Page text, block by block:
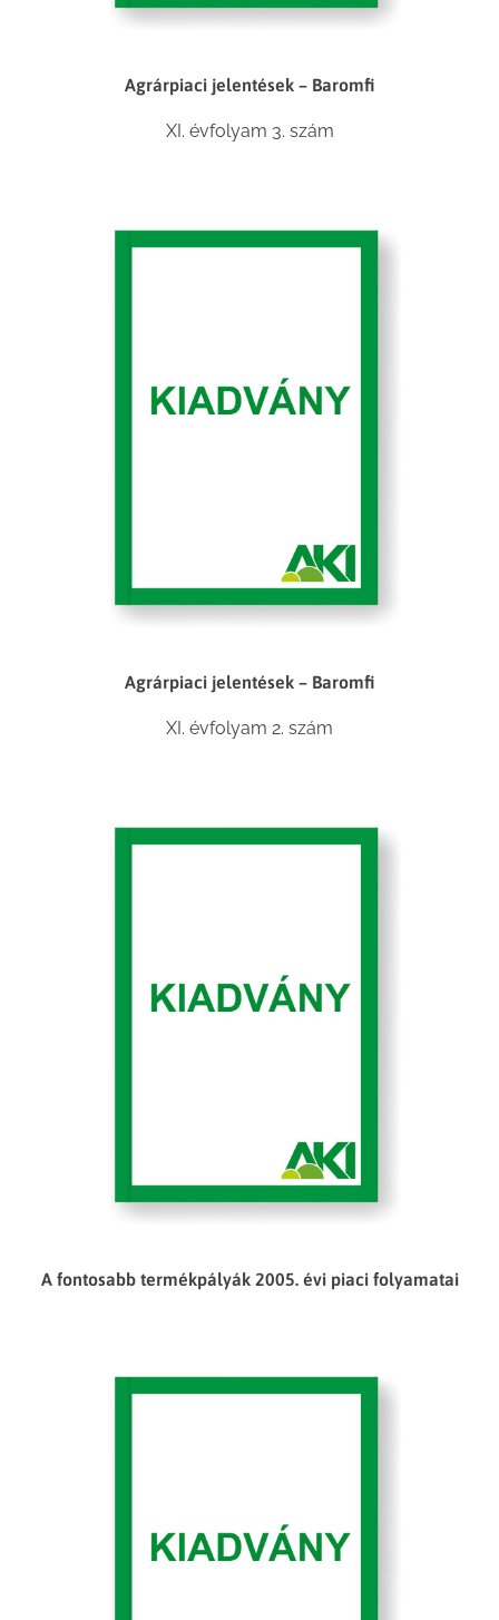
Agrárpiaci jelentések – Baromfi
XI. évfolyam 3. szám
Agrárpiaci jelentések – Baromfi
XI. évfolyam 2. szám
A fontosabb termékpályák 2005. évi piaci folyamatai